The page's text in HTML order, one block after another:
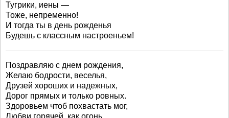
Тугрики, иены —
Тоже, непременно!
И тогда ты в день рожденья
Будешь с классным настроеньем!
Поздравляю с днем рождения,
Желаю бодрости, веселья,
Друзей хороших и надежных,
Дорог прямых и только ровных.
Здоровьем чтоб похвастать мог,
Любви горячей, как огонь,